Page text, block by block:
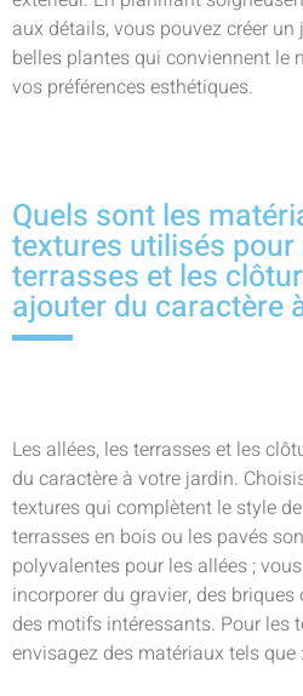
aux détails, vous pouvez créer
belles plantes qui conviennent le
vos préférences esthétiques.
Quels sont les
textures utilisés
terrasses et les
ajouter du caractère
Les allées, les terrasses et les
du caractère à votre jardin.
textures qui complètent le style
terrasses en bois ou les pavés
polyvalentes pour les allées ;
incorporer du gravier, des
des motifs intéressants. Pour les
envisagez des matériaux tels que :